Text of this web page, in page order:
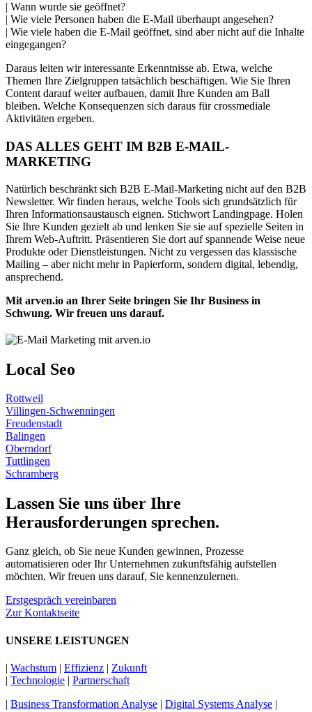
| Wann wurde sie geöffnet?
| Wie viele Personen haben die E-Mail überhaupt angesehen?
| Wie viele haben die E-Mail geöffnet, sind aber nicht auf die Inhalte
eingegangen?
Daraus leiten wir interessante Erkenntnisse ab. Etwa, welche
Themen Ihre Zielgruppen tatsächlich beschäftigen. Wie Sie Ihren
Content darauf weiter aufbauen, damit Ihre Kunden am Ball
bleiben. Welche Konsequenzen sich daraus für crossmediale
Aktivitäten ergeben.
DAS ALLES GEHT IM B2B E-MAIL-
MARKETING
Natürlich beschränkt sich B2B E-Mail-Marketing nicht auf den B2B
Newsletter. Wir finden heraus, welche Tools sich grundsätzlich für
Ihren Informationsaustausch eignen. Stichwort Landingpage. Holen
Sie Ihre Kunden gezielt ab und lenken Sie sie auf spezielle Seiten in
Ihrem Web-Auftritt. Präsentieren Sie dort auf spannende Weise neue
Produkte oder Dienstleistungen. Nicht zu vergessen das klassische
Mailing – aber nicht mehr in Papierform, sondern digital, lebendig,
ansprechend.
Mit arven.io an Ihrer Seite bringen Sie Ihr Business in
Schwung. Wir freuen uns darauf.
Local Seo
Rottweil
Villingen-Schwenningen
Freudenstadt
Balingen
Oberndorf
Tuttlingen
Schramberg
Lassen Sie uns über Ihre
Herausforderungen sprechen.
Ganz gleich, ob Sie neue Kunden gewinnen, Prozesse
automatisieren oder Ihr Unternehmen zukunftsfähig aufstellen
möchten. Wir freuen uns darauf, Sie kennenzulernen.
Erstgespräch vereinbaren
Zur Kontaktseite
UNSERE LEISTUNGEN
| Wachstum | Effizienz | Zukunft
| Technologie | Partnerschaft
| Business Transformation Analyse | Digital Systems Analyse |